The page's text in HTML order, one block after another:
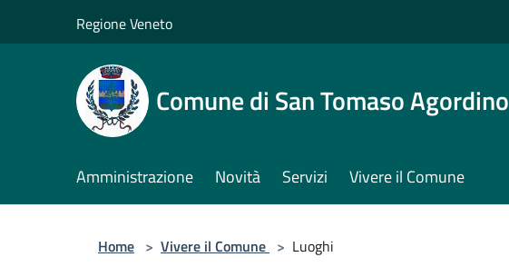
Regione Veneto
Comune di San Tomaso Agordino
Amministrazione Novità Servizi Vivere il Comune
Home > Vivere il Comune > Luoghi